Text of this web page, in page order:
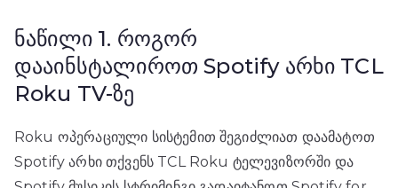
ნაწილი 1. როგორ
დააინსტალიროთ Spotify არხი TCL
Roku TV-ზე
Roku ოპერაციული სისტემით შეგიძლიათ დაამატოთ
Spotify არხი თქვენს TCL Roku ტელევიზორში და